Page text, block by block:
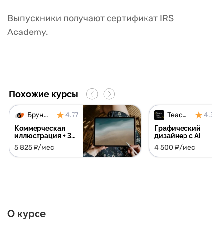
Выпускники получают сертификат IRS
Academy.
Похожие курсы
Бруноям 4.77
Коммерческая
иллюстрация + 3
курса в подарок
5 825 ₽/мес
TeachMeSkills 4.30
Графический
дизайнер c AI
4 500 ₽/мес
О курсе